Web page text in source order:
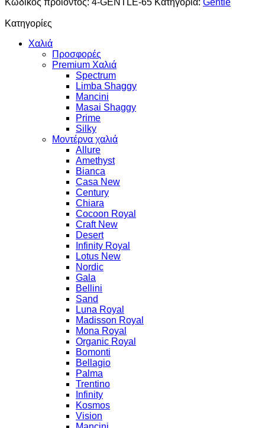
Κωδικός προϊόντος: 4-GENTLE-65 Κατηγορία: Gentle
Κατηγορίες
Χαλιά
Προσφορές
Premium Χαλιά
Spectrum
Limba Shaggy
Mancini
Masai Shaggy
Prime
Silky
Μοντέρνα χαλιά
Allure
Amethyst
Bianca
Casa New
Century
Chiara
Cocoon Royal
Craft New
Desert
Infinity Royal
Lotus New
Nordic
Gala
Bellini
Sand
Luna Royal
Madisson Royal
Mona Royal
Organic Royal
Bomonti
Bellagio
Palma
Trentino
Infinity
Kosmos
Vision